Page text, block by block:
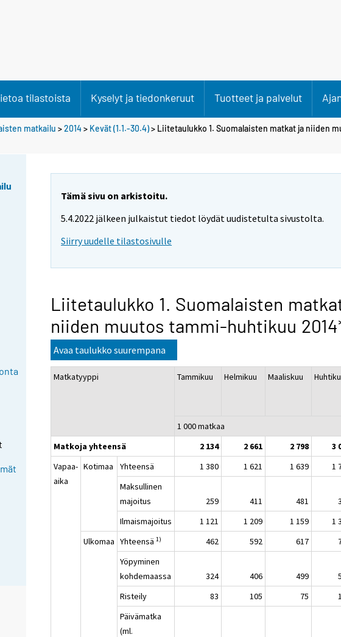
tilastoista Kyselyt ja tiedonkeruut Tuotteet ja palvelut
matkailu >2014> Kevät (1.1.-30.4)> Liitetaulukko 1. Suomalaisten matkat ja niiden
Tämä sivu on arkistoitu.
5.4.2022 jälkeen julkaistut tiedot löydät uudistetulta sivustolta.
Siirry uudelle tilastosivulle
Liitetaulukko 1. Suomalaisten
niiden muutos tammi-huhtikuu
Avaa taulukko suurempana
Matkatyyppi Tammikuu Helmikuu Maaliskuu
1 000 matkaa
Matkoja yhteensä
2 134 2 661 2 798
3
Vapaa-
aika
Kotimaa Yhteensä 1 380 1 621 1 639
1
Maksullinen
majoitus
259 411 481
Ilmaismajoitus
1 121 1 209 1 159
1
Ulkomaa Yhteensä1) 462 592 617
Yöpyminen
kohdemaassa
324 406 499
Risteily
83 105 75
Päivämatka
(ml.